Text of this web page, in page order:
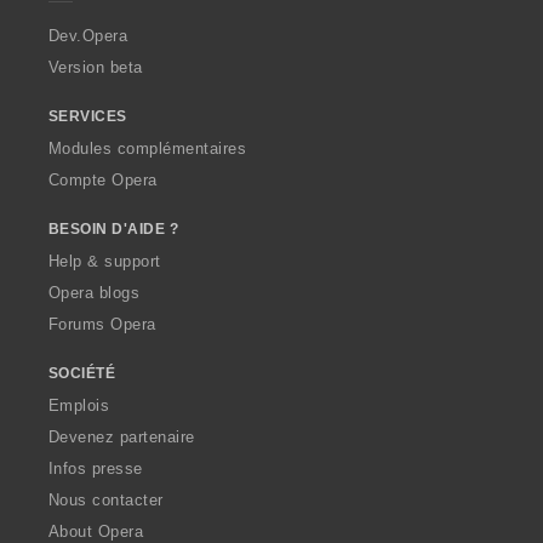
a
Dev.Opera
Version beta
SERVICES
Modules complémentaires
Compte Opera
BESOIN D'AIDE ?
Help & support
Opera blogs
Forums Opera
SOCIÉTÉ
Emplois
Devenez partenaire
Infos presse
Nous contacter
About Opera